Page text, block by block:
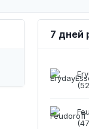
7 дней